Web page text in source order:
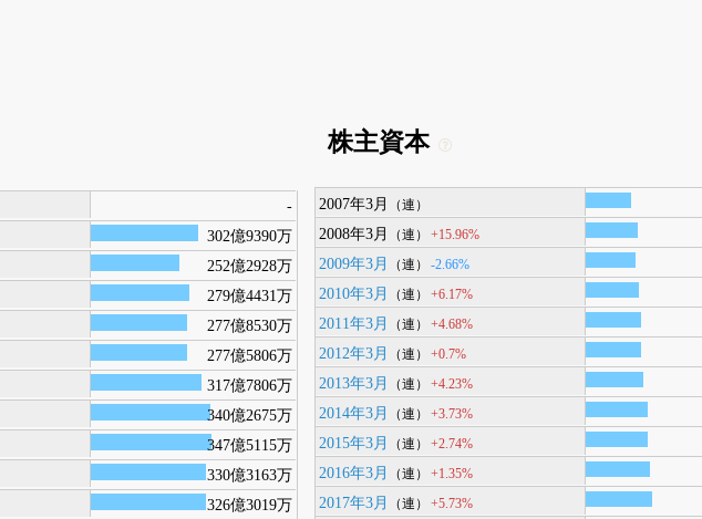
-
302億9390万
252億2928万
279億4431万
277億8530万
277億5806万
317億7806万
340億2675万
347億5115万
330億3163万
326億3019万
株主資本
2007年3月 （連）
2008年3月
（連） +15.96%
2009年3月
（連） -2.66%
2010年3月
（連） +6.17%
2011年3月
（連） +4.68%
2012年3月
（連） +0.7%
2013年3月
（連） +4.23%
2014年3月
（連） +3.73%
2015年3月
（連） +2.74%
2016年3月
（連） +1.35%
2017年3月
（連） +5.73%